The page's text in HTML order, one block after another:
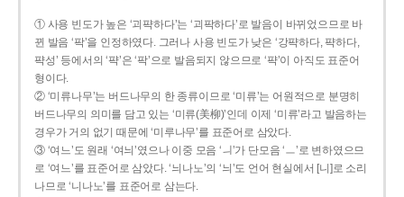
① 사용 빈도가 높은 ‘괴퍅하다’는 ‘괴팍하다’로 발음이 바뀌었으므로 바
뀐 발음 ‘팍’을 인정하였다. 그러나 사용 빈도가 낮은 ‘강퍅하다, 퍅하다,
퍅성’ 등에서의 ‘퍅’은 ‘팍’으로 발음되지 않으므로 ‘퍅’이 아직도 표준어
형이다.
② ‘미류나무’는 버드나무의 한 종류이므로 ‘미류’는 어원적으로 분명히
버드나무의 의미를 담고 있는 ‘미류(美柳)’인데 이제 ‘미류’라고 발음하는
경우가 거의 없기 때문에 ‘미루나무’를 표준어로 삼았다.
③ ‘여느’도 원래 ‘여늬’였으나 이중 모음 ‘ㅢ’가 단모음 ‘ㅡ’로 변하였으므
로 ‘여느’를 표준어로 삼았다. ‘늬나노’의 ‘늬’도 언어 현실에서 [니]로 소리
나므로 ‘니나노’를 표준어로 삼는다.